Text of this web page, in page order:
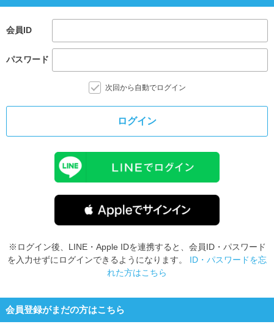
会員ID
パスワード
次回から自動でログイン
ログイン
※ログイン後、LINE・Apple IDを連携すると、会員ID・パスワード
を入力せずにログインできるようになります。 ID・パスワードを忘
れた方はこちら
会員登録がまだの方はこちら